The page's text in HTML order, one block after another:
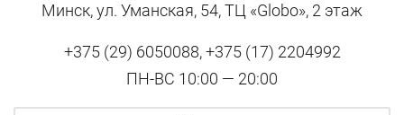
Минск, ул. Уманская, 54, ТЦ «Globo», 2 этаж
+375 (29) 6050088, +375 (17) 2204992
ПН-ВС 10:00 — 20:00